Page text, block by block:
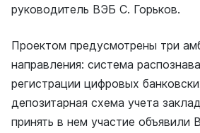
руководитель ВЭБ С. Горьков.
Проектом предусмотрены три
направления: система
регистрации цифровых
депозитарная схема учета
принять в нем участие объявили